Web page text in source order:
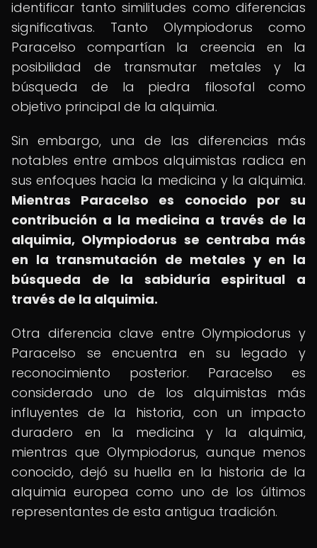
identificar tanto similitudes como diferencias
significativas. Tanto Olympiodorus como
Paracelso compartían la creencia en la
posibilidad de transmutar metales y la
búsqueda de la piedra filosofal como
objetivo principal de la alquimia.
Sin embargo, una de las diferencias más
notables entre ambos alquimistas radica en
sus enfoques hacia la medicina y la alquimia.
Mientras Paracelso es conocido por su
contribución a la medicina a través de la
alquimia, Olympiodorus se centraba más
en la transmutación de metales y en la
búsqueda de la sabiduría espiritual a
través de la alquimia.
Otra diferencia clave entre Olympiodorus y
Paracelso se encuentra en su legado y
reconocimiento posterior. Paracelso es
considerado uno de los alquimistas más
influyentes de la historia, con un impacto
duradero en la medicina y la alquimia,
mientras que Olympiodorus, aunque menos
conocido, dejó su huella en la historia de la
alquimia europea como uno de los últimos
representantes de esta antigua tradición.